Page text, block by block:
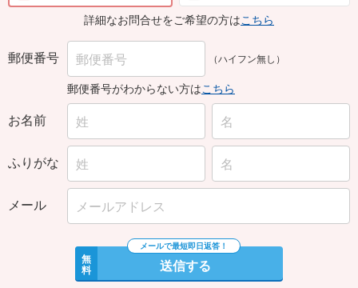
詳細なお問合せをご希望の方はこちら
郵便番号 （ハイフン無し）
郵便番号がわからない方はこちら
お名前
ふりがな
メール
無
料 送信する